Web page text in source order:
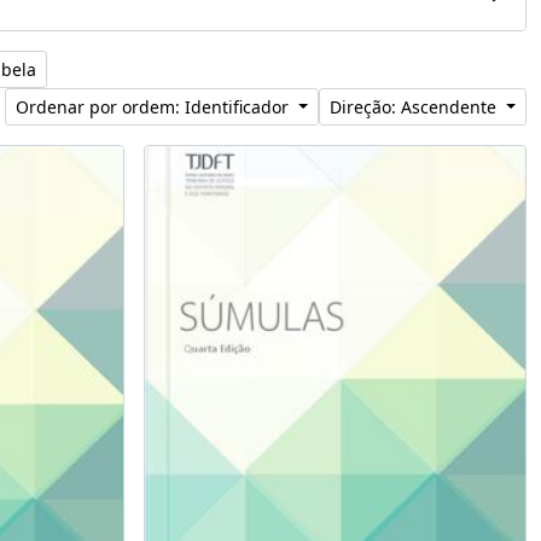
Ordenar por ordem: Identificador
Direção: Ascendente